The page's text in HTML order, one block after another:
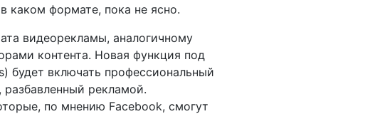
каком формате, пока не ясно.
видеорекламы, аналогичному
контента. Новая функция под
будет включать профессиональный
рекламой.
по мнению Facebook, смогут